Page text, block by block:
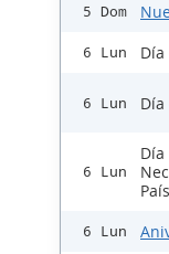
5 Dom
6 Lun
6 Lun
6 Lun
6 Lun